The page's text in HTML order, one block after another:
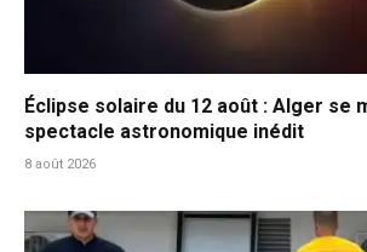
Éclipse solaire du 12 août : Alger se
spectacle astronomique inédit
8 août 2026